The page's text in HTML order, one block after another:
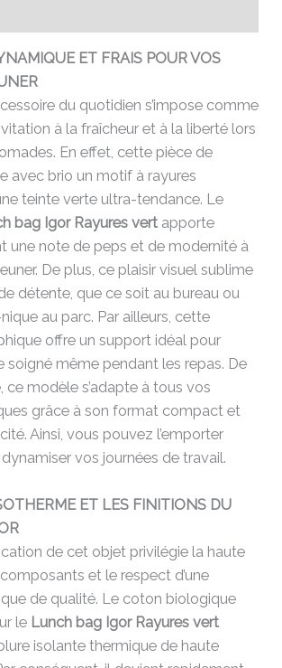
ET FRAIS POUR VOS
du quotidien s’impose comme
à la fraîcheur et à la liberté lors
En effet, cette pièce de
avec brio un motif à rayures
teinte verte ultra-tendance. Le
bag Igor Rayures vert apporte
une note de peps et de modernité à
De plus, ce plaisir visuel sublime
détente, que ce soit au bureau ou
au parc. Par ailleurs, cette
offre un support idéal pour
soigné même pendant les repas. De
ce modèle s’adapte à tous vos
grâce à son format compact et
Ainsi, vous pouvez l’emporter
vos journées de travail.
ET LES FINITIONS DU
de cet objet privilégie la haute
et le respect d’une
de qualité. Le coton biologique
le Lunch bag Igor Rayures vert
isolante thermique de haute